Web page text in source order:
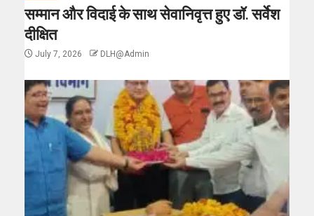
सम्मान और विदाई के साथ सेवानिवृत्त हुए डॉ. सर्वेश
दीक्षित
July 7, 2026 DLH@Admin